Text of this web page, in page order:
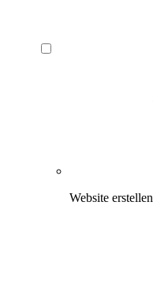
Website erstellen